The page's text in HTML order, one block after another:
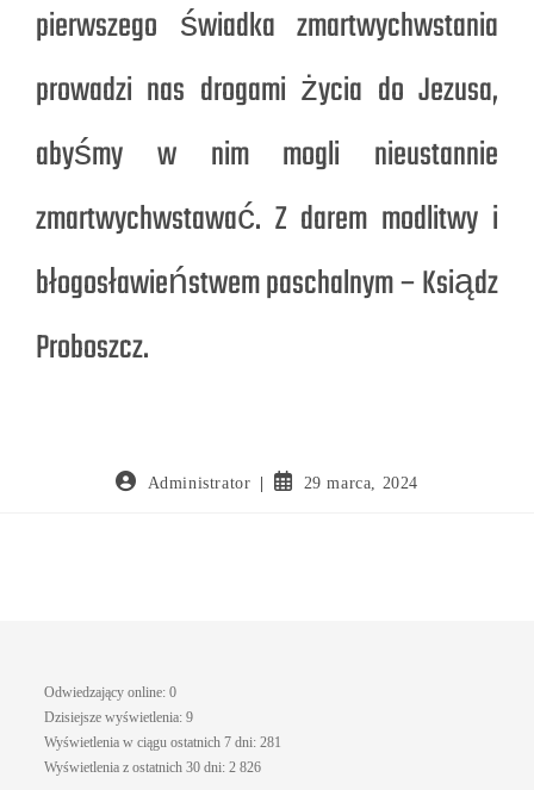
pierwszego świadka zmartwychwstania
prowadzi nas drogami życia do Jezusa,
abyśmy w nim mogli nieustannie
zmartwychwstawać. Z darem modlitwy i
błogosławieństwem paschalnym – Ksiądz
Proboszcz.
Administrator 29 marca, 2024
Odwiedzający online:0
Dzisiejsze wyświetlenia:9
Wyświetlenia w ciągu ostatnich 7 dni:281
Wyświetlenia z ostatnich 30 dni:2 826